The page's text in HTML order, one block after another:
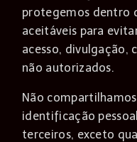
protegemos dentro
aceitáveis ​​para
acesso, divulgação,
não autorizados.
Não
identificação
terceiros, exceto